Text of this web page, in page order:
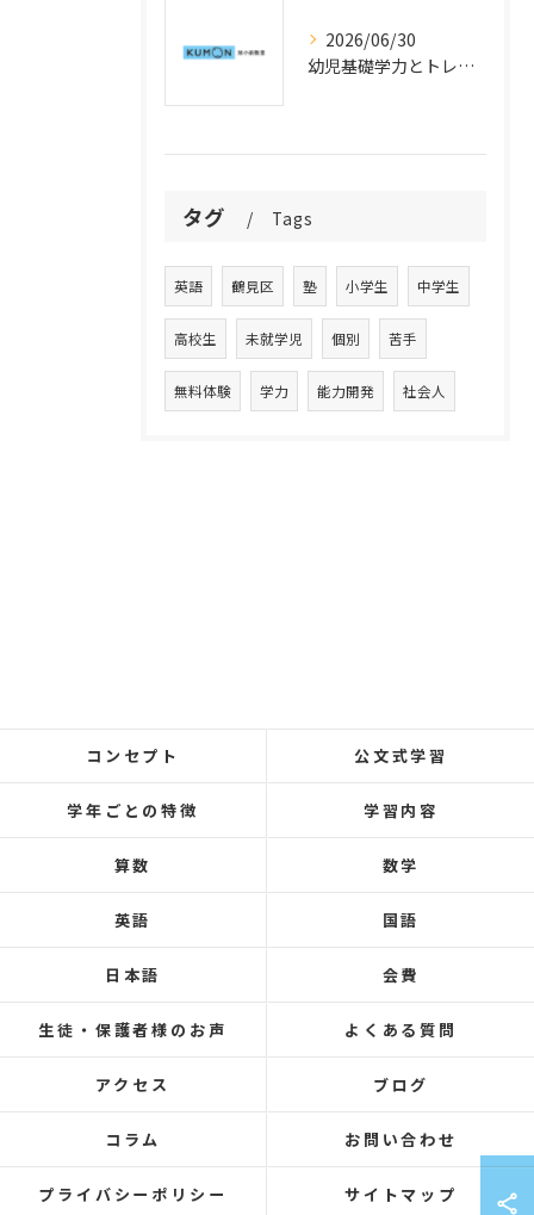
2026/06/30
幼児基礎学力とトレーニングを神奈川県横浜市鶴見区で始めるための公文式活用法と学力向上のポイント
タグ Tags
英語 鶴見区 塾 小学生 中学生
高校生 未就学児 個別 苦手
無料体験 学力 能力開発 社会人
コンセプト 公文式学習
学年ごとの特徴 学習内容
算数 数学
英語 国語
日本語 会費
生徒・保護者様のお声 よくある質問
アクセス ブログ
コラム お問い合わせ
プライバシーポリシー サイトマップ